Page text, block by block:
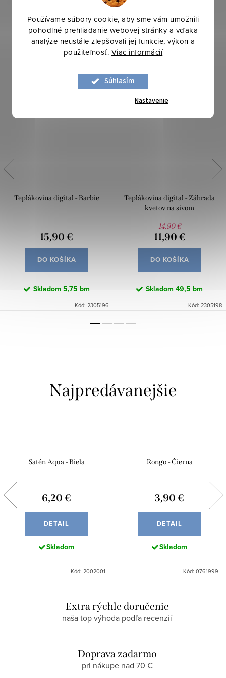
Používame súbory cookie, aby sme vám umožnili
pohodlné prehliadanie webovej stránky a vďaka
analýze neustále zlepšovali jej funkcie, výkon a
použiteľnosť. Viac informácií
Súhlasím
Nastavenie
Teplákovina digital - Barbie
15,90 €
DO KOŠÍKA
Skladom 5,75 bm
Kód: 2305196
Teplákovina digital - Záhrada
kvetov na sivom
14,90 €
11,90 €
DO KOŠÍKA
Skladom 49,5 bm
Kód: 2305198
Najpredávanejšie
Satén Aqua - Biela
6,20 €
DETAIL
Skladom
Kód: 2002001
Rongo - Čierna
3,90 €
DETAIL
Skladom
Kód: 0761999
Extra rýchle doručenie
naša top výhoda podľa recenzií
Doprava zadarmo
pri nákupe nad 70 €